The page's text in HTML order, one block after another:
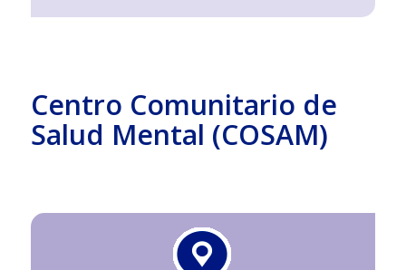
Centro Comunitario de
Salud Mental (COSAM)